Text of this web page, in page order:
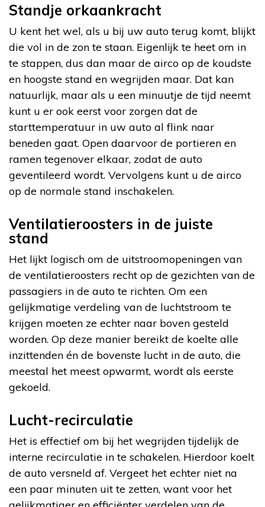
Standje orkaankracht
U kent het wel, als u bij uw auto terug komt, blijkt
die vol in de zon te staan. Eigenlijk te heet om in
te stappen, dus dan maar de airco op de koudste
en hoogste stand en wegrijden maar. Dat kan
natuurlijk, maar als u een minuutje de tijd neemt
kunt u er ook eerst voor zorgen dat de
starttemperatuur in uw auto al flink naar
beneden gaat. Open daarvoor de portieren en
ramen tegenover elkaar, zodat de auto
geventileerd wordt. Vervolgens kunt u de airco
op de normale stand inschakelen.
Ventilatieroosters in de juiste
stand
Het lijkt logisch om de uitstroomopeningen van
de ventilatieroosters recht op de gezichten van de
passagiers in de auto te richten. Om een
gelijkmatige verdeling van de luchtstroom te
krijgen moeten ze echter naar boven gesteld
worden. Op deze manier bereikt de koelte alle
inzittenden én de bovenste lucht in de auto, die
meestal het meest opwarmt, wordt als eerste
gekoeld.
Lucht-recirculatie
Het is effectief om bij het wegrijden tijdelijk de
interne recirculatie in te schakelen. Hierdoor koelt
de auto versneld af. Vergeet het echter niet na
een paar minuten uit te zetten, want voor het